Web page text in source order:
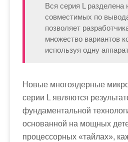
Вся серия L разделена
совместимых по
позволяет
множество вариантов
используя одну
Новые многоядерные
серии L являются
фундаментальной
основанной на мощных
процессорных «тайлах»,